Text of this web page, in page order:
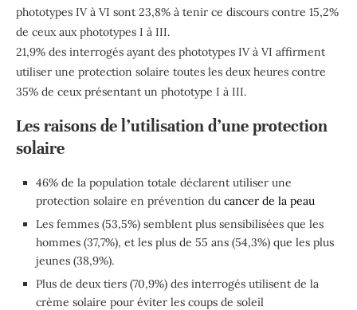
phototypes IV à VI sont 23,8% à tenir ce discours contre 15,2%
de ceux aux phototypes I à III.
21,9% des interrogés ayant des phototypes IV à VI affirment
utiliser une protection solaire toutes les deux heures contre
35% de ceux présentant un phototype I à III.
Les raisons de l’utilisation d’une protection
solaire
46% de la population totale déclarent utiliser une
protection solaire en prévention du cancer de la peau
Les femmes (53,5%) semblent plus sensibilisées que les
hommes (37,7%), et les plus de 55 ans (54,3%) que les plus
jeunes (38,9%).
Plus de deux tiers (70,9%) des interrogés utilisent de la
crème solaire pour éviter les coups de soleil